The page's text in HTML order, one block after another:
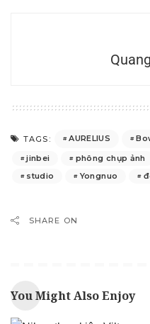
TAGS: AURELIUS
jinbei
phông chụp ảnh
studio
Yongnuo
SHARE ON
You Might Also Enjoy